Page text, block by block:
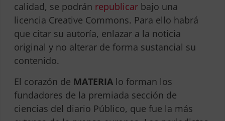
calidad, se podrán republicarbajo una
licencia Creative Commons. Para ello habrá
que citar su autoría, enlazar a la noticia
original y no alterar de forma sustancial su
contenido.
El corazón de MATERIAlo forman los
fundadores de la premiada sección de
ciencias del diario Público, que fue la más